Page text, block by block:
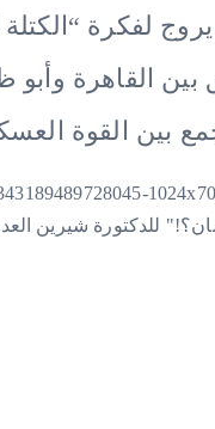
لفكرة
بين القاهرة
بين القوة